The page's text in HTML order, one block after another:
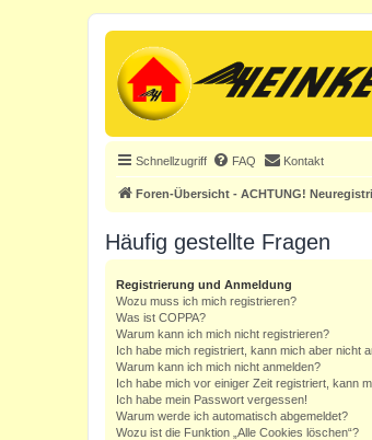
Schnellzugriff FAQ Kontakt
Foren-Übersicht - ACHTUNG!
Häufig gestellte Fragen
Registrierung und Anmeldung
Wozu muss ich mich registrieren?
Was ist COPPA?
Warum kann ich mich nicht registrieren?
Ich habe mich registriert, kann mich aber nicht
Warum kann ich mich nicht anmelden?
Ich habe mich vor einiger Zeit registriert, kann
Ich habe mein Passwort vergessen!
Warum werde ich automatisch abgemeldet?
Wozu ist die Funktion „Alle Cookies löschen“?